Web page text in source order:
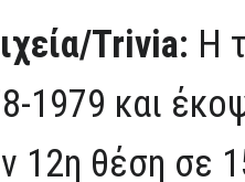
Trivia: Η
1979 και
12η θέση σε